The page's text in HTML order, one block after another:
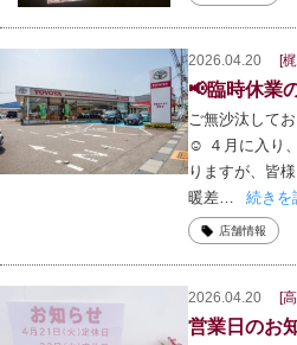
2026.04.20 [
📢臨時休業
ご無沙汰して
☺ ４月に入り
りますが、皆
暖差…
続きを
店舗情報
2026.04.20 [
営業日のお